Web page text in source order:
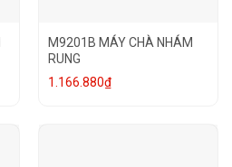
M9201B MÁY CHÀ NHÁM
RUNG
1.166.880₫